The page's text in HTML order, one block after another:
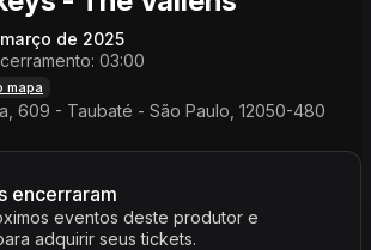
de 2025
03:00
mapa
609 - Taubaté - São Paulo, 12050-480
encerraram
eventos deste produtor e
adquirir seus tickets.